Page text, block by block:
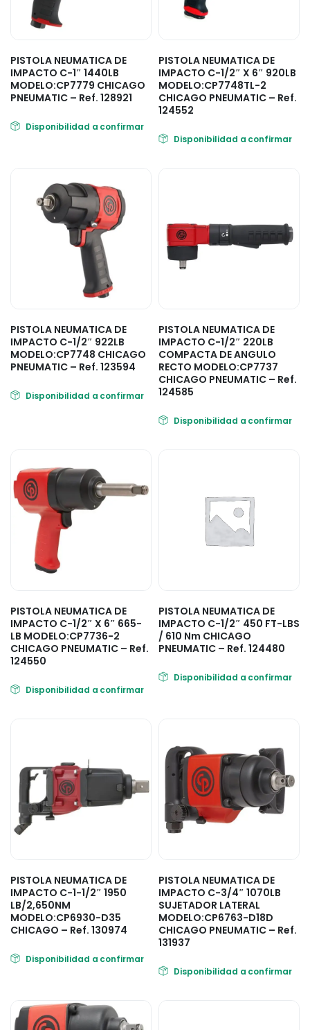
PISTOLA NEUMATICA DE
IMPACTO C-1″ 1440LB
MODELO:CP7779 CHICAGO
PNEUMATIC – Ref. 128921
Disponibilidad a confirmar
PISTOLA NEUMATICA DE
IMPACTO C-1/2″ X 6″ 920LB
MODELO:CP7748TL-2
CHICAGO PNEUMATIC – Ref.
124552
Disponibilidad a confirmar
PISTOLA NEUMATICA DE
IMPACTO C-1/2″ 922LB
MODELO:CP7748 CHICAGO
PNEUMATIC – Ref. 123594
Disponibilidad a confirmar
PISTOLA NEUMATICA DE
IMPACTO C-1/2″ 220LB
COMPACTA DE ANGULO
RECTO MODELO:CP7737
CHICAGO PNEUMATIC – Ref.
124585
Disponibilidad a confirmar
PISTOLA NEUMATICA DE
IMPACTO C-1/2″ X 6″ 665-
LB MODELO:CP7736-2
CHICAGO PNEUMATIC – Ref.
124550
Disponibilidad a confirmar
PISTOLA NEUMATICA DE
IMPACTO C-1/2″ 450 FT-LBS
/ 610 Nm CHICAGO
PNEUMATIC – Ref. 124480
Disponibilidad a confirmar
PISTOLA NEUMATICA DE
IMPACTO C-1-1/2″ 1950
LB/2,650NM
MODELO:CP6930-D35
CHICAGO – Ref. 130974
Disponibilidad a confirmar
PISTOLA NEUMATICA DE
IMPACTO C-3/4″ 1070LB
SUJETADOR LATERAL
MODELO:CP6763-D18D
CHICAGO PNEUMATIC – Ref.
131937
Disponibilidad a confirmar